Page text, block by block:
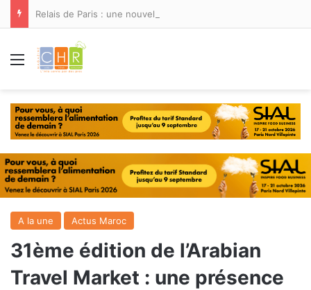
Menu
A la une Actus Maroc
31ème édition de l’Arabian
Travel Market : une présence